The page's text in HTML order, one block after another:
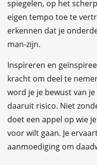
spiegelen, op het
eigen tempo toe te
erkennen dat je
man-zijn.
Inspireren en
kracht om deel te
word je je bewust van
daaruit risico. Niet
doet een appel op wie
voor wilt gaan. Je
aanmoediging om